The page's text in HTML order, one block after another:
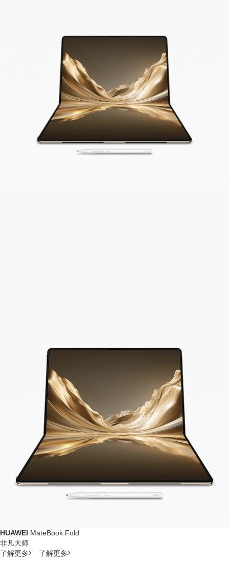
HUAWEI MateBook Fold
非凡大师
了解更多
了解更多